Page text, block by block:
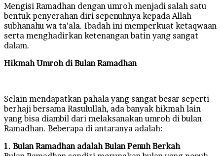
Mengisi Ramadhan dengan umroh menjadi salah satu
bentuk penyerahan diri sepenuhnya kepada Allah
subhanahu wa ta’ala. Ibadah ini memperkuat ketaqwaan
serta menghadirkan ketenangan batin yang sangat
dalam.
Hikmah Umroh di Bulan Ramadhan
Selain mendapatkan pahala yang sangat besar seperti
berhaji bersama Rasulullah, ada banyak hikmah lain
yang bisa diambil dari melaksanakan umroh di bulan
Ramadhan. Beberapa di antaranya adalah:
1. Bulan Ramadhan adalah Bulan Penuh Berkah